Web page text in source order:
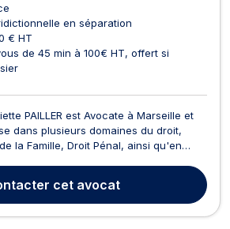
en séparation
€ HT
de 45 min à 100€ HT, offert si
PAILLER est Avocate à Marseille et
dans plusieurs domaines du droit,
la Famille, Droit Pénal, ainsi qu'en
Faisant preuve de pugnacité et
s'engage ...
cet avocat